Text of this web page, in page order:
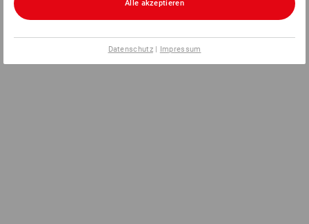
Alle akzeptieren
Datenschutz| Impressum